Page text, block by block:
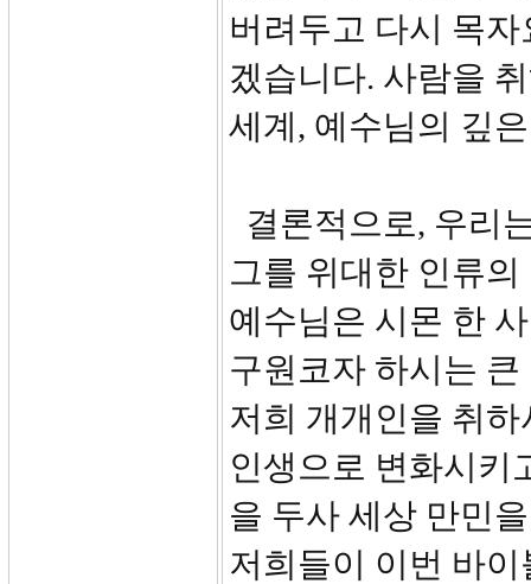
버려두고 다시 목
겠습니다. 사람을
세계, 예수님의 깊
결론적으로, 우리
그를 위대한 인류
예수님은 시몬 한
구원코자 하시는
저희 개개인을 취
인생으로 변화시키
을 두사 세상 만민
저희들이 이번 바